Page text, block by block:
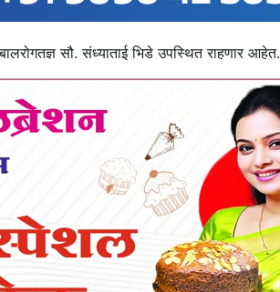
सौ. संध्याताई भिडे उपस्थित राहणार आहेत.